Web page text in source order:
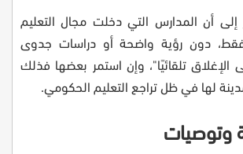
إلى أن المدارس التي دخلت مجال التعليم
فقط، دون رؤية واضحة أو دراسات جدوى
تلقائيًا"، وإن استمر بعضها فذلك
لها في ظل تراجع التعليم الحكومي.
وتوصيات